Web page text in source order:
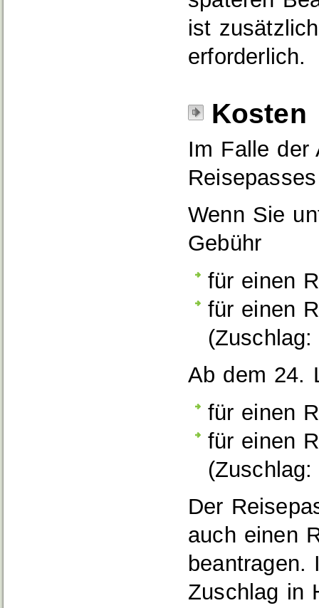
ist
erforderlich.
Kosten
Im Falle der
Wenn Sie
Gebühr
für einen
für einen
Ab dem 24.
für einen
für einen
Der
auch einen
Zuschlag in